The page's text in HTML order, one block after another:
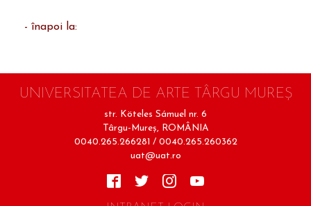
- înapoi la:
UNIVERSITATEA DE ARTE TÂRGU MUREŞ
str. Köteles Sámuel nr. 6
Târgu-Mureş, ROMÂNIA
0040.265.266281 / 0040.265.260362
uat@uat.ro